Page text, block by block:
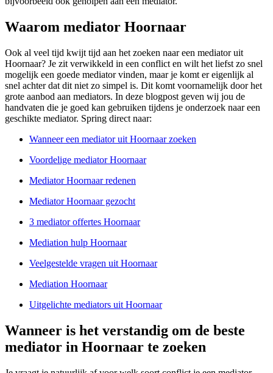
Waarom mediator Hoornaar
Ook al veel tijd kwijt tijd aan het zoeken naar een mediator uit
Hoornaar? Je zit verwikkeld in een conflict en wilt het liefst zo snel
mogelijk een goede mediator vinden, maar je komt er eigenlijk al
snel achter dat dit niet zo simpel is. Dit komt voornamelijk door het
grote aanbod aan mediators. In deze blogpost geven wij jou de
handvaten die je goed kan gebruiken tijdens je onderzoek naar een
geschikte mediator. Spring direct naar:
Wanneer een mediator uit Hoornaar zoeken
Voordelige mediator Hoornaar
Mediator Hoornaar redenen
Mediator Hoornaar gezocht
3 mediator offertes Hoornaar
Mediation hulp Hoornaar
Veelgestelde vragen uit Hoornaar
Mediation Hoornaar
Uitgelichte mediators uit Hoornaar
Wanneer is het verstandig om de beste
mediator in Hoornaar te zoeken